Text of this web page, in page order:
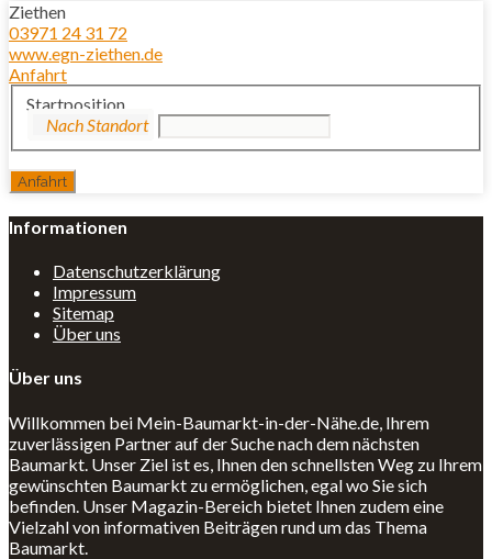
Ziethen
03971 24 31 72
www.egn-ziethen.de
Anfahrt
Startposition
Informationen
Datenschutzerklärung
Impressum
Sitemap
Über uns
Über uns
Willkommen bei Mein-Baumarkt-in-der-Nähe.de, Ihrem
zuverlässigen Partner auf der Suche nach dem nächsten
Baumarkt. Unser Ziel ist es, Ihnen den schnellsten Weg zu Ihrem
gewünschten Baumarkt zu ermöglichen, egal wo Sie sich
befinden. Unser Magazin-Bereich bietet Ihnen zudem eine
Vielzahl von informativen Beiträgen rund um das Thema
Baumarkt.